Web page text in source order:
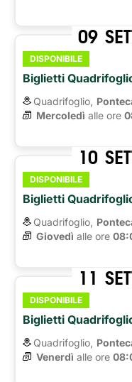
09
DISPONIBILE
Biglietti
Quadrifoglio,
Mercoledì alle ore
10
DISPONIBILE
Biglietti
Quadrifoglio,
Giovedì alle ore
11
DISPONIBILE
Biglietti
Quadrifoglio,
Venerdì alle ore